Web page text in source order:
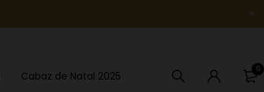
Cabaz de Natal 2025
0